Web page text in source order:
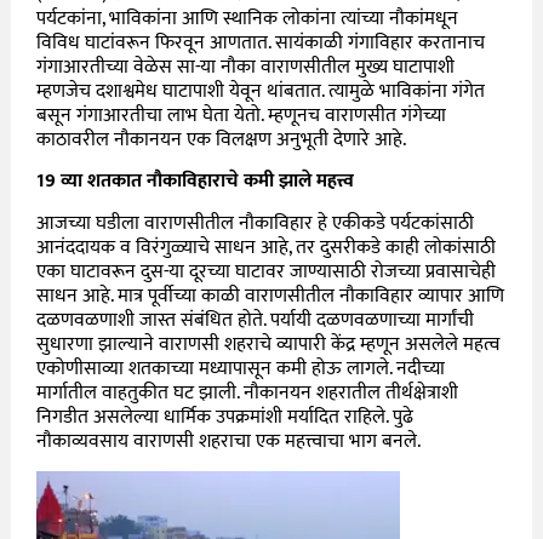
पर्यटकांना, भाविकांना आणि स्थानिक लोकांना त्यांच्या नौकांमधून
विविध घाटांवरून फिरवून आणतात. सायंकाळी गंगाविहार करतानाच
गंगाआरतीच्या वेळेस सा-या नौका वाराणसीतील मुख्य घाटापाशी
म्हणजेच दशाश्वमेध घाटापाशी येवून थांबतात. त्यामुळे भाविकांना गंगेत
बसून गंगाआरतीचा लाभ घेता येतो. म्हणूनच वाराणसीत गंगेच्या
काठावरील नौकानयन एक विलक्षण अनुभूती देणारे आहे.
19व्या शतकात नौकाविहाराचे कमी झाले महत्त्व
आजच्या घडीला वाराणसीतील नौकाविहार हे एकीकडे पर्यटकांसाठी
आनंददायक व विरंगुळ्याचे साधन आहे, तर दुसरीकडे काही लोकांसाठी
एका घाटावरून दुस-या दूरच्या घाटावर जाण्यासाठी रोजच्या प्रवासाचेही
साधन आहे. मात्र पूर्वीच्या काळी वाराणसीतील नौकाविहार व्यापार आणि
दळणवळणाशी जास्त संबंधित होते. पर्यायी दळणवळणाच्या मार्गांची
सुधारणा झाल्याने वाराणसी शहराचे व्यापारी केंद्र म्हणून असलेले महत्व
एकोणीसाव्या शतकाच्या मध्यापासून कमी होऊ लागले. नदीच्या
मार्गातील वाहतुकीत घट झाली. नौकानयन शहरातील तीर्थक्षेत्राशी
निगडीत असलेल्या धार्मिक उपक्रमांशी मर्यादित राहिले. पुढे
नौकाव्यवसाय वाराणसी शहराचा एक महत्त्वाचा भाग बनले.